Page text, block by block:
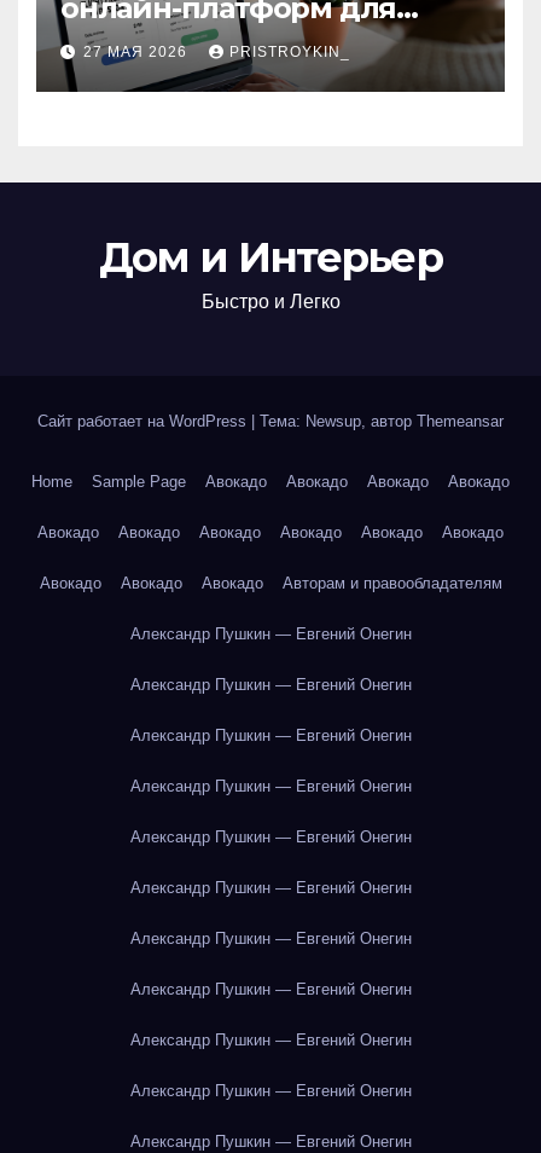
онлайн-платформ для
поиска авиабилетов и
железнодорожных
билетов
27 МАЯ 2026 PRISTROYKIN_
Дом и Интерьер
Быстро и Легко
Сайт работает на WordPress | Тема: Newsup, автор Themeansar
Home Sample Page Авокадо Авокадо Авокадо Авокадо
Авокадо Авокадо Авокадо Авокадо Авокадо Авокадо
Авокадо Авокадо Авокадо Авторам и правообладателям
Александр Пушкин — Евгений Онегин
Александр Пушкин — Евгений Онегин
Александр Пушкин — Евгений Онегин
Александр Пушкин — Евгений Онегин
Александр Пушкин — Евгений Онегин
Александр Пушкин — Евгений Онегин
Александр Пушкин — Евгений Онегин
Александр Пушкин — Евгений Онегин
Александр Пушкин — Евгений Онегин
Александр Пушкин — Евгений Онегин
Александр Пушкин — Евгений Онегин